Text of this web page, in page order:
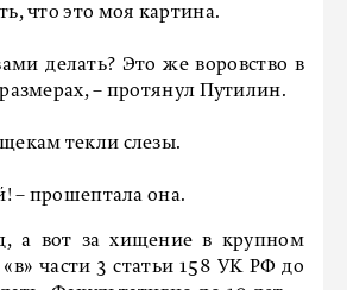
что это моя картина.
делать? Это же воровство в
– протянул Путилин.
текли слезы.
– прошептала она.
а вот за хищение в крупном
части 3 статьи 158 УК РФ до